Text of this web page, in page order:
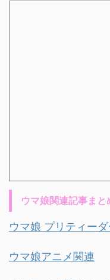
ウマ娘関連記事まと
ウマ娘 プリティー
ウマ娘アニメ関連